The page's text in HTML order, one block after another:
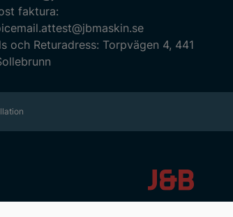
faktura:
och Returadress: Torpvägen 4, 441